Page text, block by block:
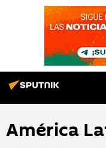
América